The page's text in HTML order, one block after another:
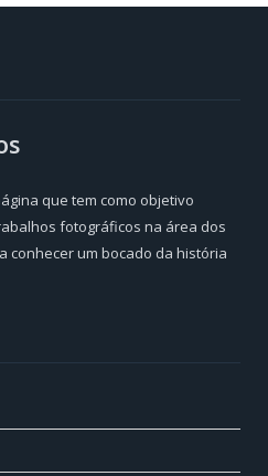
que tem como objetivo
fotográficos na área dos
conhecer um bocado da história